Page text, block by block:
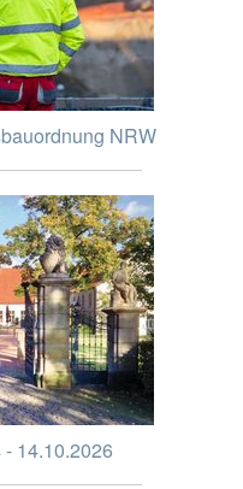
NRW
14.10.2026